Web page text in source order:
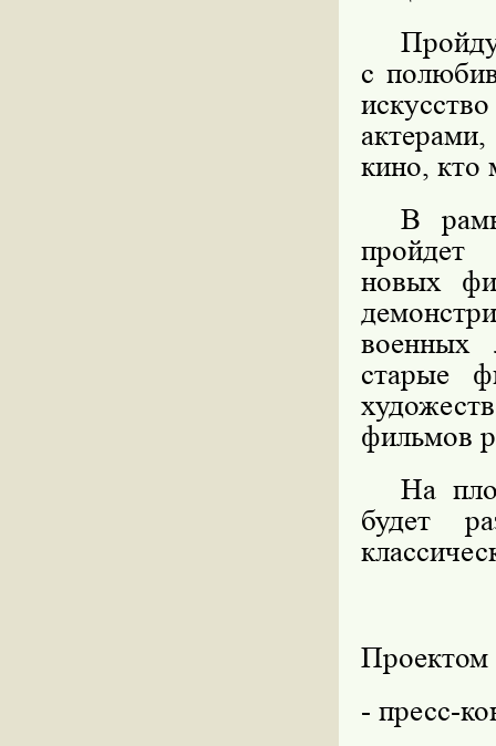
с
кино, кто
В
пройдет
новых
военных
старые
фильмов
На
будет
Проектом
- пресс-